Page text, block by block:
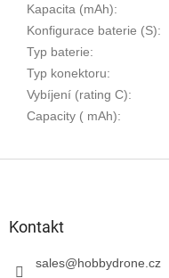
Kapacita (mAh):
Konfigurace baterie (S):
Typ baterie:
Typ konektoru:
Vybíjení (rating C):
Capacity ( mAh):
Kontakt
sales@hobbydrone.cz